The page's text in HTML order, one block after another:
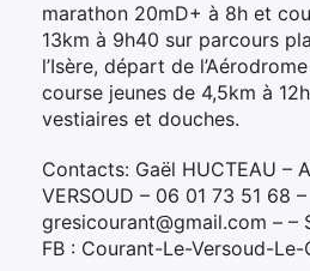
marathon 20mD+ à 8h et
13km à 9h40 sur parcours
l’Isère, départ de
course jeunes de 4,5km à
vestiaires et douches.
Contacts: Gaël HUCTEAU –
VERSOUD – 06 01 73 51 68 –
gresicourant@gmail.com – –
FB : Courant-Le-Versoud-Le-